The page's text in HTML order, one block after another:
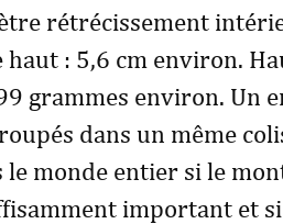
rétrécissement
: 5,6 cm environ.
grammes environ. Un
dans un même
le monde entier si le
important et